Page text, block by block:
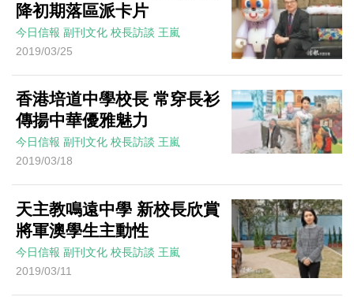
降初期落區派卡片
今日信報 副刊文化 校長訪談 王嵐
2019/03/25
香港培道中學校長 常穿長衫
傳揚中華優雅魅力
今日信報 副刊文化 校長訪談 王嵐
2019/03/18
天主教鳴遠中學 新校長欣賞
將軍澳學生主動性
今日信報 副刊文化 校長訪談 王嵐
2019/03/11